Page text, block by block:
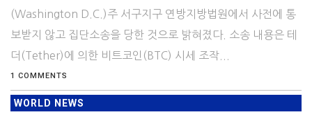
(Washington D.C.)주 서구지구 연방지방법원에서 사전에 통
보받지 않고 집단소송을 당한 것으로 밝혀졌다. 소송 내용은 테
더(Tether)에 의한 비트코인(BTC) 시세 조작...
1 COMMENTS
WORLD NEWS